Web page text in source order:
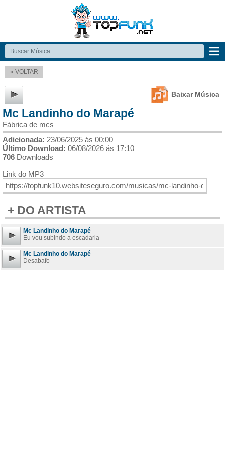
« VOLTAR
Baixar Música
Mc Landinho do Marapé
Fábrica de mcs
Adicionada: 23/06/2025 ás 00:00
Último Download: 06/08/2026 ás 17:10
706 Downloads
Link do MP3
+ DO ARTISTA
Mc Landinho do Marapé
Eu vou subindo a escadaria
Mc Landinho do Marapé
Desabafo